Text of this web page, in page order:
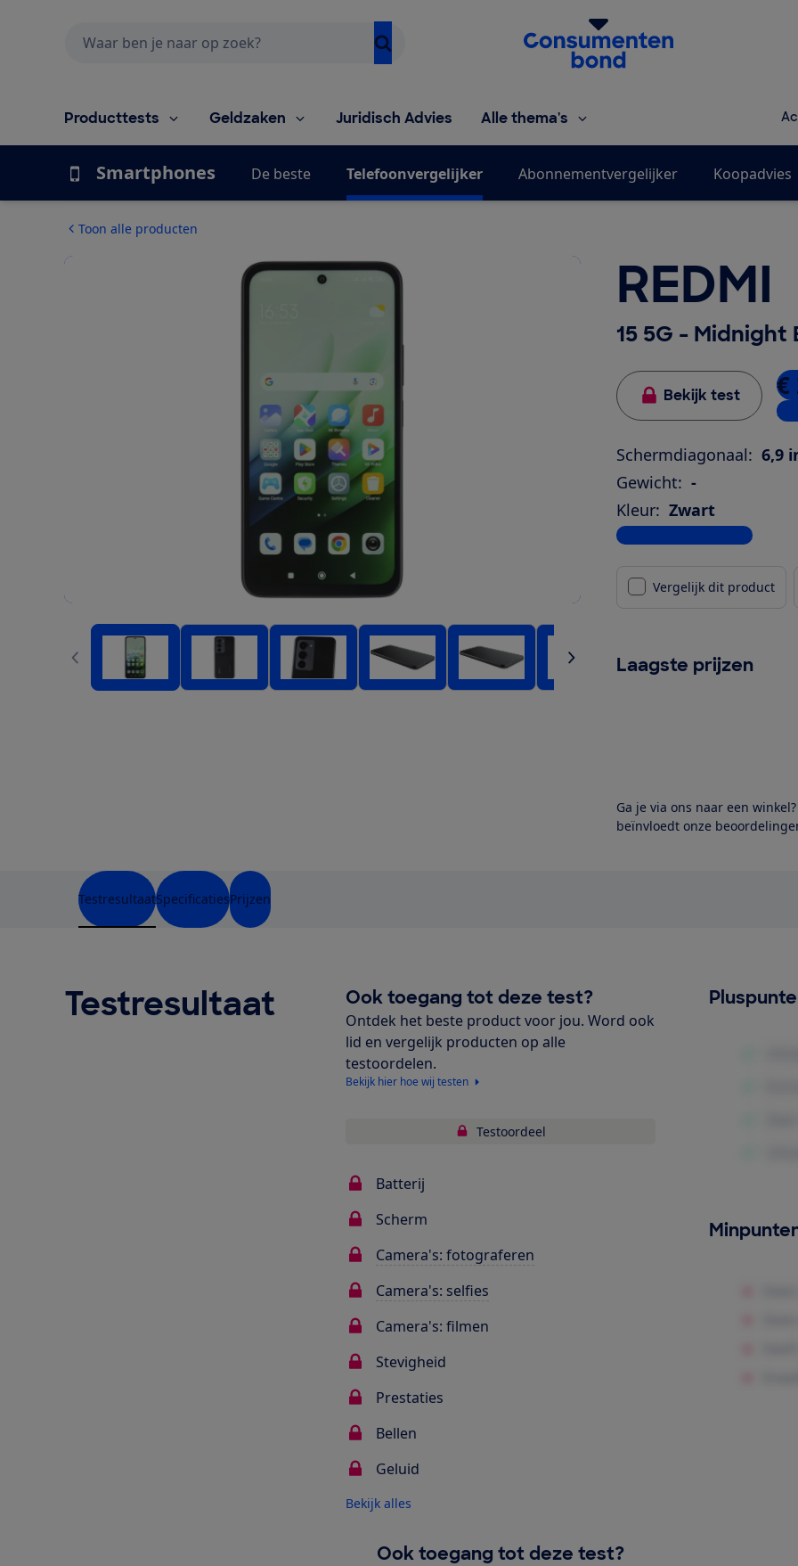
Homepage van de Consumentenbond
Producttests Geldzaken Juridisch Advies Alle thema's
Smartphones De beste Telefoonvergelijker Abonnementvergelijker Koopadvies
Toon alle producten
REDMI
15 5G - Midnight
Bekijk test €
2
Schermdiagonaal: 6,9
Gewicht: -
Kleur: Zwart
Bekijk alle specificaties
Vergelijk dit product
Laagste prijzen
Ga je via ons naar een
beïnvloedt onze
TestresultaatSpecificatiesPrijzen
Testresultaat Ook toegang tot deze test?
Ontdek het beste product voor jou. Word ook
lid en vergelijk producten op alle
testoordelen.
Bekijk hier hoe wij testen
Testoordeel
Batterij
Scherm
Camera's: fotograferen
Camera's: selfies
Camera's: filmen
Stevigheid
Prestaties
Bellen
Geluid
Bekijk alles
Ook toegang tot deze test?